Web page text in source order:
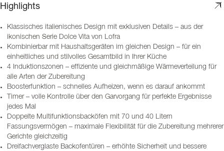
Highlights
Klassisches italienisches Design mit exklusiven Details – aus der
ikonischen Serie Dolce Vita von Lofra
Kombinierbar mit Haushaltsgeräten im gleichen Design – für ein
einheitliches und stilvolles Gesamtbild in Ihrer Küche
4 Induktionszonen – effiziente und gleichmäßige Wärmeverteilung für
alle Arten der Zubereitung
Boosterfunktion – schnelles Aufheizen, wenn es darauf ankommt
Timer – volle Kontrolle über den Garvorgang für perfekte Ergebnisse
jedes Mal
Doppelte Multifunktionsbacköfen mit 70 und 40 Litern
Fassungsvermögen – maximale Flexibilität für die Zubereitung mehrerer
Gerichte gleichzeitig
Dreifachverglaste Backofentüren – erhöhte Sicherheit und bessere